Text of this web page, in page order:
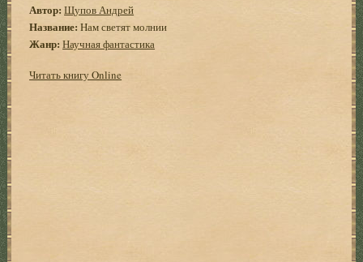
Автор: Щупов Андрей
Название: Hам светят молнии
Жанр: Научная фантастика
Читать книгу Online